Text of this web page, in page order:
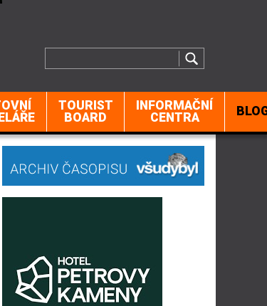
TOURIST
BOARD
INFORMAČNÍ
CENTRA